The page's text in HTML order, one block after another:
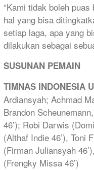
“Kami tidak boleh
hal yang bisa
setiap laga, apa yang
dilakukan sebagai
SUSUNAN PEMAIN
TIMNAS INDONESIA
Ardiansyah; Achmad
Brandon
46’); Robi Darwis
(Althaf Indie 46’), Toni
(Firman Juliansyah
(Frengky Missa 46’)